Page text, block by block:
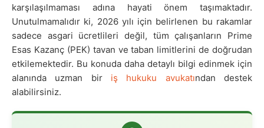
karşılaşılmaması adına hayati önem taşımaktadır.
Unutulmamalıdır ki, 2026 yılı için belirlenen bu rakamlar
sadece asgari ücretlileri değil, tüm çalışanların Prime
Esas Kazanç (PEK) tavan ve taban limitlerini de doğrudan
etkilemektedir. Bu konuda daha detaylı bilgi edinmek için
alanında uzman bir iş hukuku avukatından destek
alabilirsiniz.